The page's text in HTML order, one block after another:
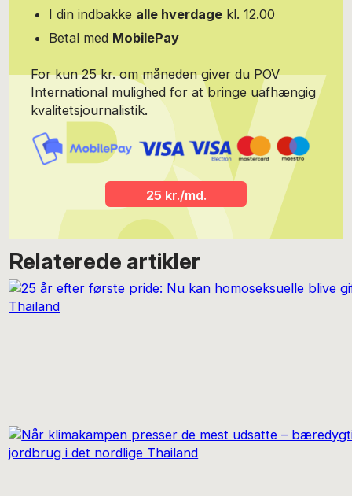
I din indbakke alle hverdage kl. 12.00
Betal med MobilePay
For kun 25 kr. om måneden giver du POV
International mulighed for at bringe uafhængig
kvalitetsjournalistik.
25 kr./md.
Relaterede artikler